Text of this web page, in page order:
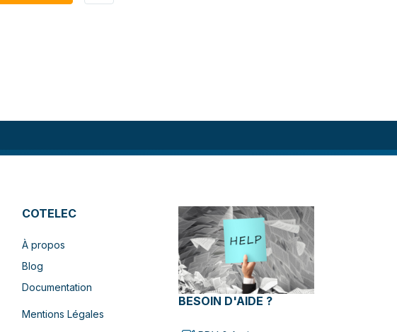
COTELEC
À propos
Blog
Documentation
Mentions Légales
BESOIN D'AIDE ?